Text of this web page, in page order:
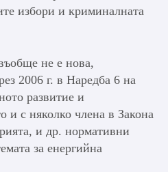
избори и криминалната
не е нова,
2006 г. в Наредба 6 на
развитие и
и с няколко члена в Закона
и др. нормативни
за енергийна